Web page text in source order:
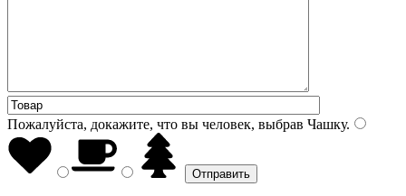
Пожалуйста, докажите, что вы человек, выбрав Чашку.